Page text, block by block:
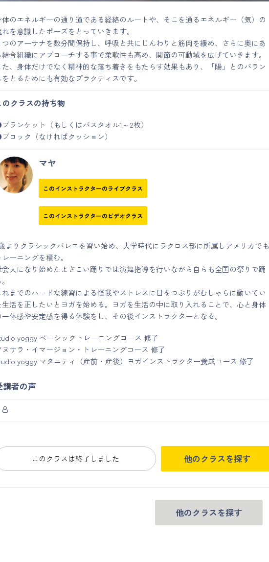
体のエネルギーの通り道である経絡のルートや、そこを通るエネルギー（気）の
れを意識したポーズをとっていきます。
つのアーサナを数分間保持し、呼吸と共にじんわりと筋肉を緩め、さらに奥にあ
結合組織にアプローチする事で柔軟性も高め、関節の可動域を広げていきます。
た、身体だけでなく精神的な落ち着きをもたらす効果もあり、「陽」とのバラン
をとるためにも有効なプラクティスです。
のクラスの持ち物
ランケット（もしくはバスタオル1～2枚）
ロック（なければクッション）
マヤ
このインストラクターのライブクラス
このインストラクターのビデオクラス
よりクラシックバレエを習い始め、大学時代にラクロス部に所属しアメリカでも
レーニングを積む。
会人になり始めたよさこい踊りでは演舞指導を行いながら自らも全国の祭りで踊
れまでのハードな練習による怪我やストレスに目をつぶりがむしゃらに動いてい
生活を正したいとヨガを始める。ヨガを生活の中に取り入れることで、心と身体
一体感や安定感を得る体験をし、その後インストラクターとなる。
yoggy ベーシックトレーニングコース 修了
ヌサラ・イマージョン・トレーニングコース 修了
yoggy マタニティ（産前・産後）ヨガインストラクター養成コース 修了
講者の声
このクラスは終了しました 他のクラスを探す
他のクラスを探す